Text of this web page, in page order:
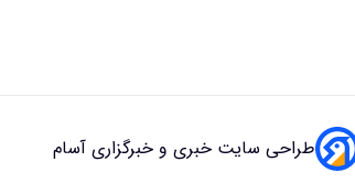
طراحی سایت خبری و خبرگزاری آسام